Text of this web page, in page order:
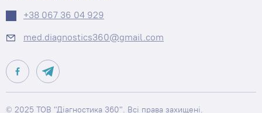
+38 067 36 04 929
med.diagnostics360@gmail.com
© 2025 ТОВ "Діагностика 360". Всі права захищені.